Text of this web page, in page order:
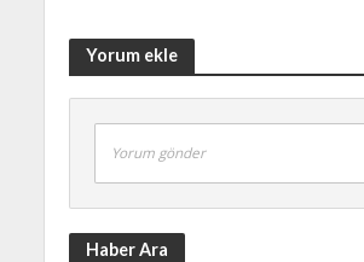
Yorum ekle
Yorum gönder
Haber Ara